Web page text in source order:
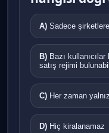
A) Sadece şirketlere
B)
satış rejimi
C) Her zaman
D) Hiç kiralanamaz